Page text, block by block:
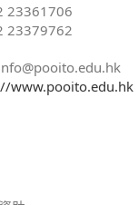
23361706
23379762
www.pooito.edu.hk